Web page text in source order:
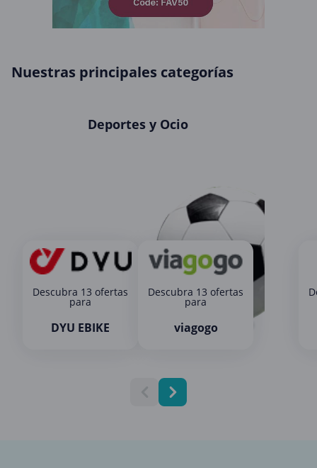
Nuestras principales categorías
Deportes y Ocio
Descubra 13 ofertas
para
DYU EBIKE
Descubra 13 ofertas
para
viagogo